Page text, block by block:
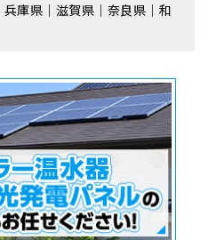
庫県｜滋賀県｜奈良県｜和